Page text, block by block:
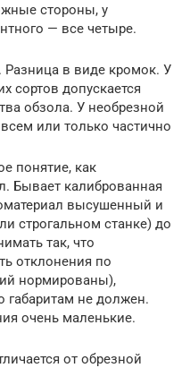
стороны, у
— все четыре.
Разница в виде кромок. У
сортов допускается
обзола. У необрезной
или только частично
понятие, как
Бывает калиброванная
высушенный и
строгальном станке) до
так, что
отклонения по
нормированы),
габаритам не должен.
очень маленькие.
от обрезной